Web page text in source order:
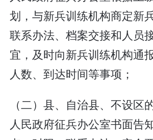
划，与新兵训练机构商定新
联系办法、档案交接和人员
宜，及时向新兵训练机构通
人数、到达时间等事项；
（二）县、自治县、不设区
人民政府征兵办公室书面告